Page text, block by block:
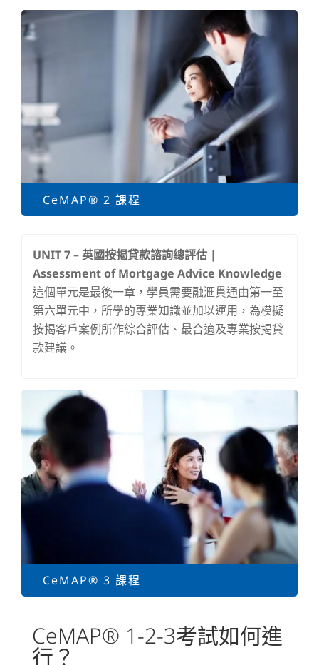
CeMAP® 2 課程
UNIT 7–英國按揭貸款諮詢總評估 |
Assessment of Mortgage Advice Knowledge
這個單元是最後一章，學員需要融滙貫通由第一至
第六單元中，所學的專業知識並加以運用，為模擬
按揭客戶案例所作綜合評估、最合適及專業按揭貸
款建議。
CeMAP® 3 課程
CeMAP® 1-2-3考試如何進
行？